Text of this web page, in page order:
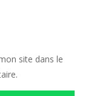
site dans le